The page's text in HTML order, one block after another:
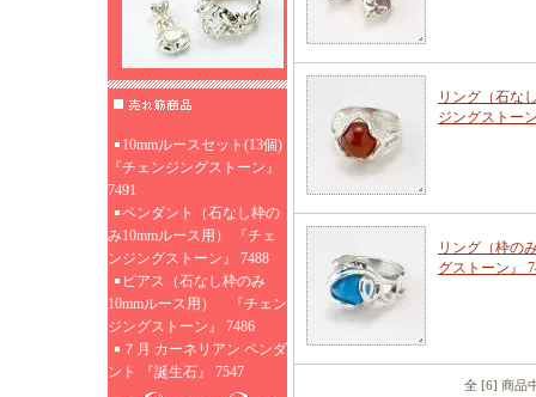
10mmルースセット(13個)
『チェンジングストーン』
7491
ペンダント（石なし枠の
み10mmルース用） 『チェ
ンジングストーン』 7488
ピアス（石なし枠のみ
10mmルース用） 『チェン
ジングストーン』 7486
７月 カーネリアン ペンダ
ント 『誕生石』 7547
リング（石な
ジングストー
リング（枠の
グストーン』
全 [6] 商品